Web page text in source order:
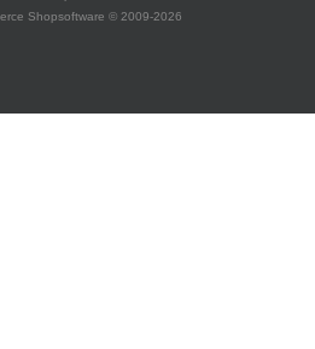
Shopsoftware © 2009-2026